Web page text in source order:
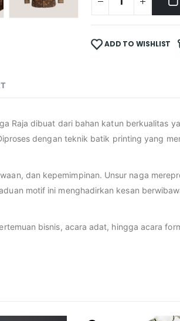
ADD TO WISHLIST
Raja dibuat dari bahan katun
dengan teknik batik printing yang
dan kepemimpinan. Unsur naga
motif ini menghadirkan kesan
bisnis, acara adat, hingga acara